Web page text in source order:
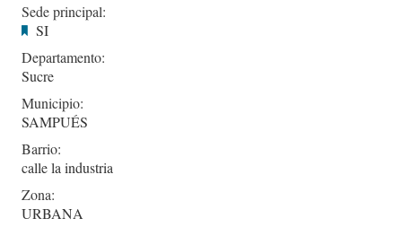
Sede principal:
SI
Departamento:
Sucre
Municipio:
SAMPUÉS
Barrio:
calle la industria
Zona:
URBANA